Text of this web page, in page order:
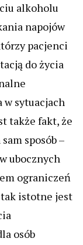
alkoholu
napojów
pacjenci
do życia
sytuacjach
także fakt, że
sposób –
ubocznych
ograniczeń
istotne jest
osób